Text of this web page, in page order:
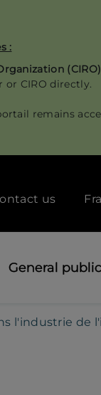
:
(CIRO)
or CIRO directly.
remains
us
General public
l'industrie de